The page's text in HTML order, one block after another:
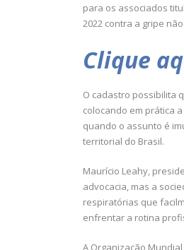
para os associados
2022 contra a gripe
Clique
O cadastro possibilita
colocando em prática
quando o assunto é
territorial do Brasil.
Maurício Leahy,
advocacia, mas a
respiratórias que
enfrentar a rotina
A Organização